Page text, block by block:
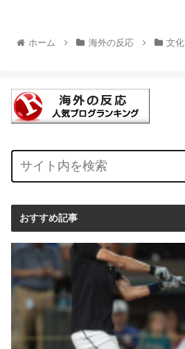
ホーム 海外の反応 文化
おすすめ記事